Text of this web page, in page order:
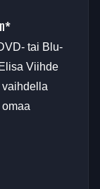
*
tai Blu-
Viihde
vaihdella